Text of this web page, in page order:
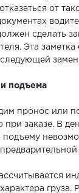
от
сделать
Эта заметка
подъема
пронос или
при заказе. В
подъему
груза.